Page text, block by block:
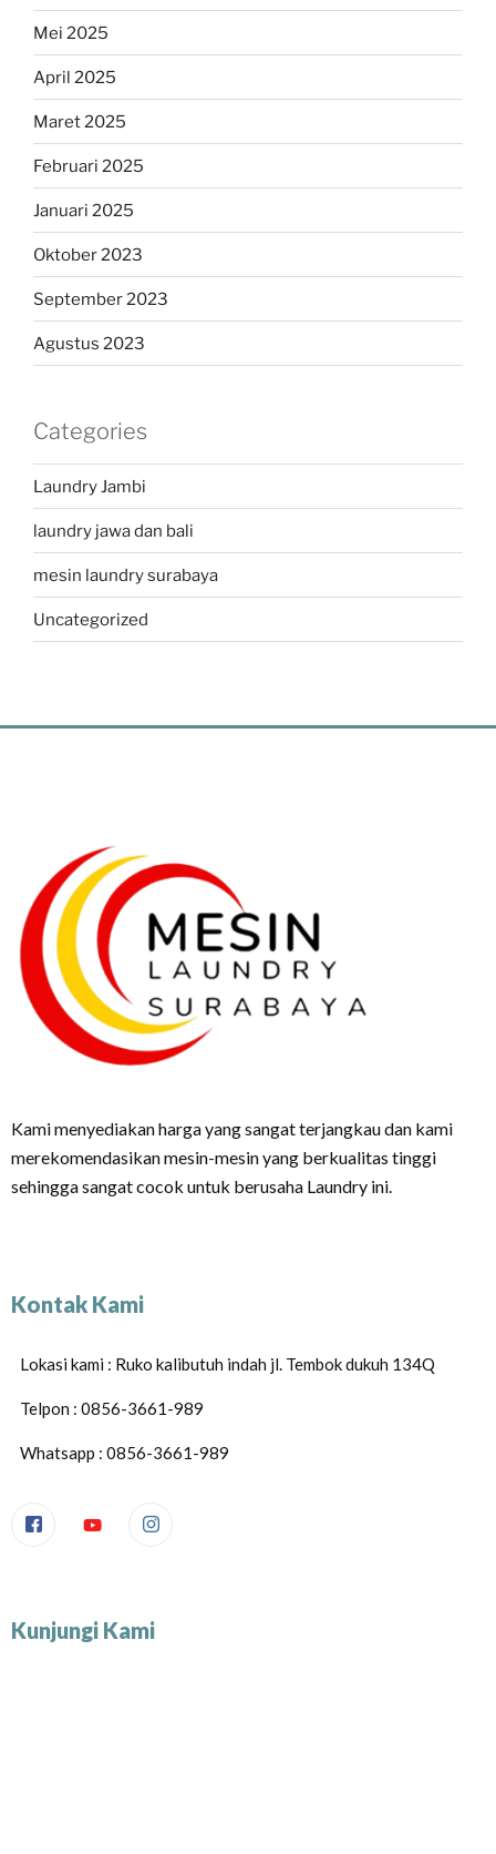
Mei 2025
April 2025
Maret 2025
Februari 2025
Januari 2025
Oktober 2023
September 2023
Agustus 2023
Categories
Laundry Jambi
laundry jawa dan bali
mesin laundry surabaya
Uncategorized
Kami menyediakan harga yang sangat terjangkau dan kami
merekomendasikan mesin-mesin yang berkualitas tinggi
sehingga sangat cocok untuk berusaha Laundry ini.
Kontak Kami
Lokasi kami : Ruko kalibutuh indah jl. Tembok dukuh 134Q
Telpon : 0856-3661-989
Whatsapp : 0856-3661-989
Kunjungi Kami